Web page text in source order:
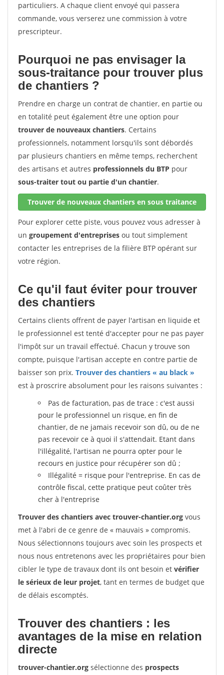
particuliers. A chaque client envoyé qui passera
commande, vous verserez une commission à votre
prescripteur.
Pourquoi ne pas envisager la
sous-traitance pour trouver plus
de chantiers ?
Prendre en charge un contrat de chantier, en partie ou
en totalité peut également être une option pour
trouver de nouveaux chantiers. Certains
professionnels, notamment lorsqu'ils sont débordés
par plusieurs chantiers en même temps, recherchent
des artisans et autres professionnels du BTP pour
sous-traiter tout ou partie d'un chantier.
Trouver de nouveaux chantiers en sous traitance
Pour explorer cette piste, vous pouvez vous adresser à
un groupement d'entreprises ou tout simplement
contacter les entreprises de la filière BTP opérant sur
votre région.
Ce qu'il faut éviter pour trouver
des chantiers
Certains clients offrent de payer l'artisan en liquide et
le professionnel est tenté d'accepter pour ne pas payer
l'impôt sur un travail effectué. Chacun y trouve son
compte, puisque l'artisan accepte en contre partie de
baisser son prix. Trouver des chantiers « au black »
est à proscrire absolument pour les raisons suivantes :
Pas de facturation, pas de trace : c'est aussi
pour le professionnel un risque, en fin de
chantier, de ne jamais recevoir son dû, ou de ne
pas recevoir ce à quoi il s'attendait. Etant dans
l'illégalité, l'artisan ne pourra opter pour le
recours en justice pour récupérer son dû ;
Illégalité = risque pour l'entreprise. En cas de
contrôle fiscal, cette pratique peut coûter très
cher à l'entreprise
Trouver des chantiers avec trouver-chantier.org vous
met à l'abri de ce genre de « mauvais » compromis.
Nous sélectionnons toujours avec soin les prospects et
nous nous entretenons avec les propriétaires pour bien
cibler le type de travaux dont ils ont besoin et vérifier
le sérieux de leur projet, tant en termes de budget que
de délais escomptés.
Trouver des chantiers : les
avantages de la mise en relation
directe
trouver-chantier.org sélectionne des prospects